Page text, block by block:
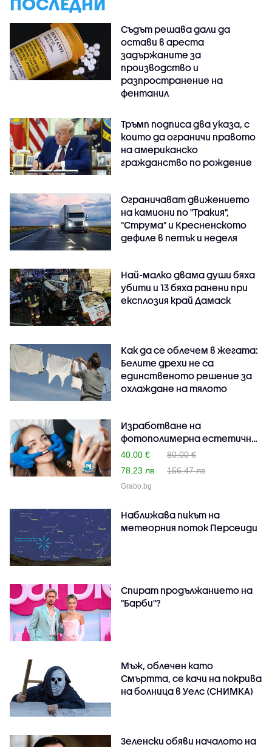
Съдът решава дали да
остави в ареста
задържаните за
производство и
разпространение на
фентанил
Тръмп подписа два указа, с
които да ограничи правото
на американско
гражданство по рождение
Ограничават движението
на камиони по "Тракия",
"Струма" и Кресненското
дефиле в петък и неделя
Най-малко двама души бяха
убити и 13 бяха ранени при
експлозия край Дамаск
Как да се облечем в жегата:
Белите дрехи не са
единственото решение за
охлаждане на тялото
Изработване на
фотополимерна естетична
пломб..
40.00 €
80.00 €
78.23 лв
156.47 лв
Grabo.bg
Наближава пикът на
метеорния поток Персеиди
Спират продължанието на
"Барби"?
Мъж, облечен като
Смъртта, се качи на покрива
на болница в Уелс (СНИМКА)
Зеленски обяви началото на